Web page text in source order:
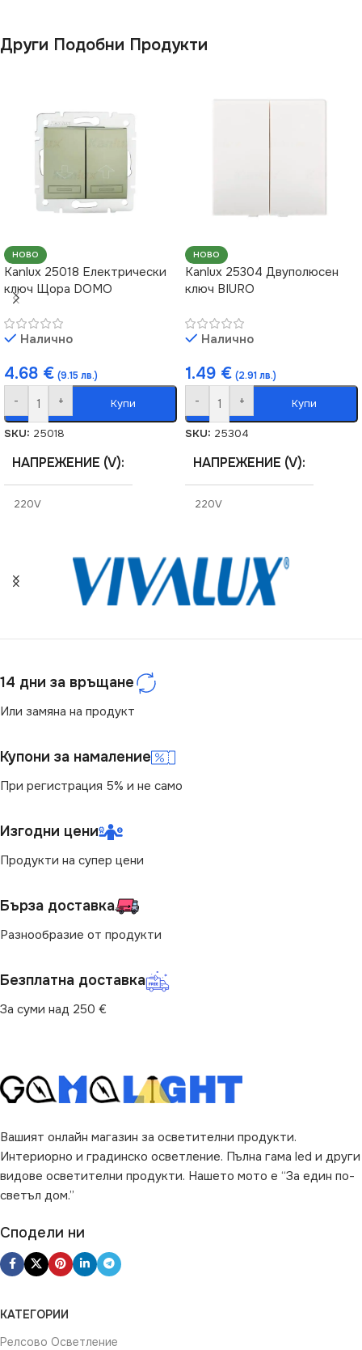
Други Подобни Продукти
НОВО
Kanlux 25018 Електрически
ключ Щора DOMO
Налично
4.68 € (9.15 лв.)
- + Купи
SKU: 25018
НАПРЕЖЕНИЕ (V)
220V
IP20
СЕРИЯ DOMO
ЦВЯТ Шампанско
НОВО
Kanlux 25304 Двуполюсен
ключ BIURO
Налично
1.49 € (2.91 лв.)
- + Купи
SKU: 25304
НАПРЕЖЕНИЕ (V)
220V
ЦВЯТ Бяло
МАРКА
14 дни за връщане
Или замяна на продукт
Купони за намаление
При регистрация 5% и не само
Изгодни цени
Продукти на супер цени
Бърза доставка
Разнообразие от продукти
Безплатна доставка
За суми над 250 €
Вашият онлайн магазин за осветителни продукти.
Интериорно и градинско осветление. Пълна гама led и други
видове осветителни продукти. Нашето мото е “За един по-
светъл дом.”
Сподели ни
КАТЕГОРИИ
Релсово Осветление